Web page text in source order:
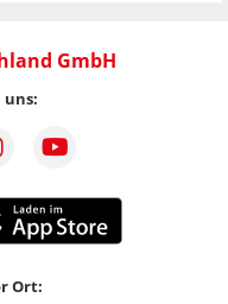
GmbH
uns:
Ort: